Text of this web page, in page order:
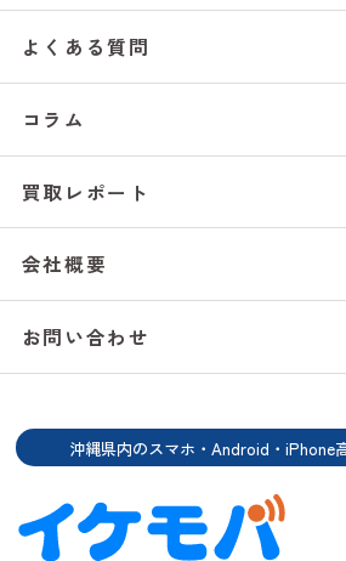
よくある質問
コラム
買取レポート
会社概要
お問い合わせ
沖縄県内のスマホ・Android・iPhone